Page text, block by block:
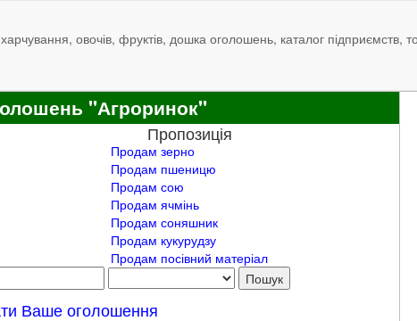
овочів, фруктів, дошка оголошень, каталог підприємств,
"Агроринок"
Пропозиція
Продам зерно
Продам пшеницю
Продам сою
Продам ячмінь
Продам соняшник
Продам кукурудзу
Продам посівний матеріал
Ваше оголошення